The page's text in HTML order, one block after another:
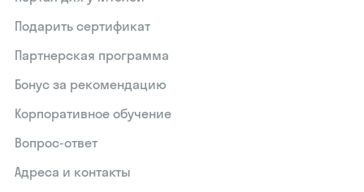
Подарить сертификат
Партнерская программа
Бонус за рекомендацию
Корпоративное обучение
Вопрос-ответ
Адреса и контакты